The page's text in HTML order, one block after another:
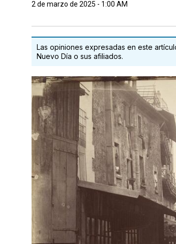
2 de marzo de 2025 - 1:00 AM
Las opiniones expresadas en este
Nuevo Día o sus afiliados.